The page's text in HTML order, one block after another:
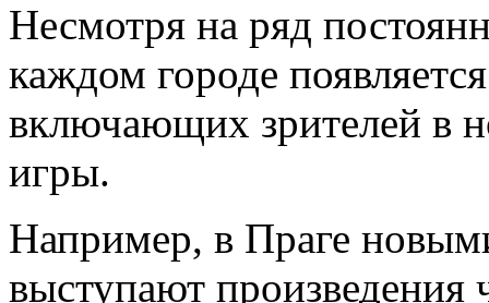
Несмотря на ряд
каждом городе
включающих зрителей в
игры.
Например, в Праге
выступают произведения